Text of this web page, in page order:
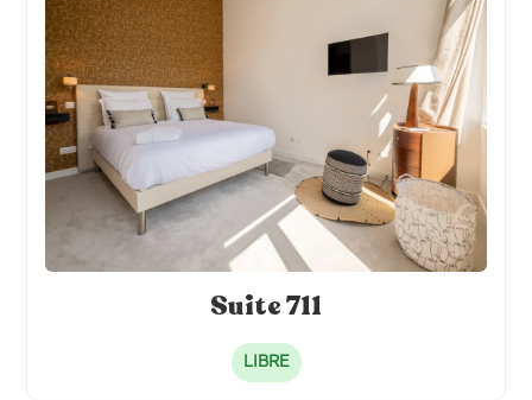
Suite 711
LIBRE